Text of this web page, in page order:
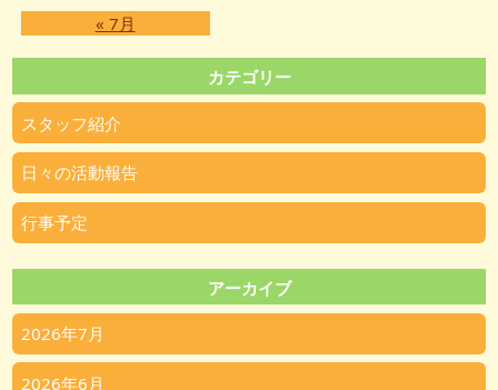
« 7月
カテゴリー
スタッフ紹介
日々の活動報告
行事予定
アーカイブ
2026年7月
2026年6月